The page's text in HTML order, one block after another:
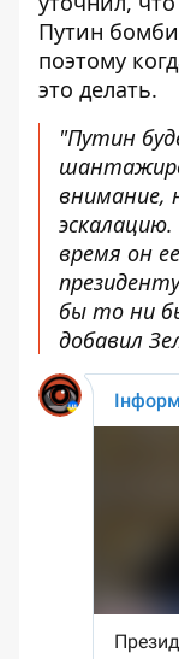
Путин
поэтому
это делать.
"Путин
внимание,
время он
бы то ни
добавил